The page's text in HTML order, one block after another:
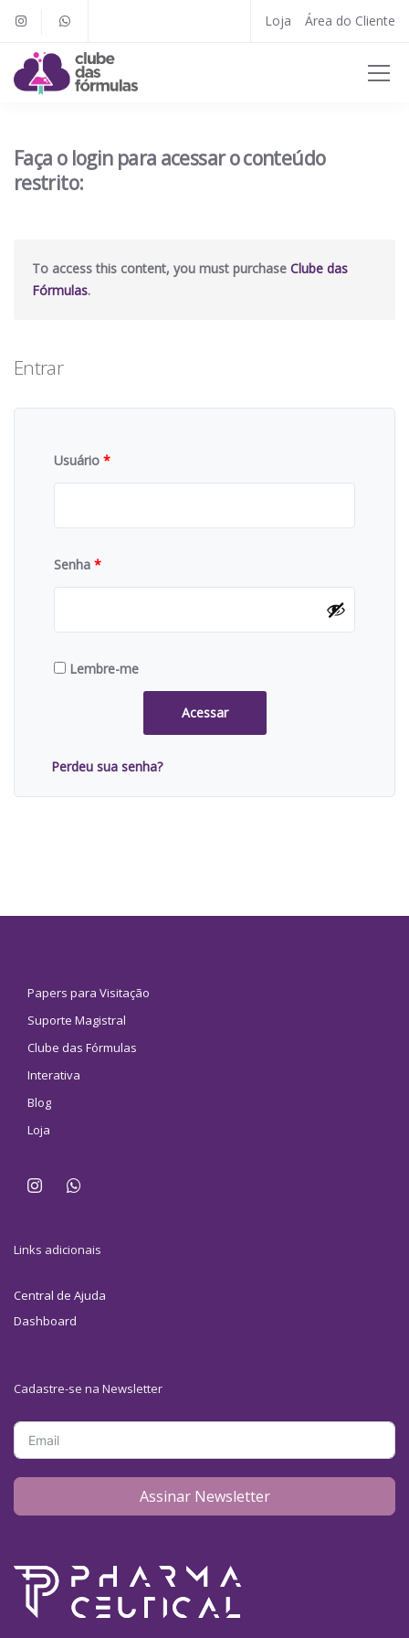
Loja Área do Cliente
Faça o login para acessar o conteúdo
restrito:
To access this content, you must purchase Clube das
Fórmulas.
Entrar
Usuário *
Senha *
Lembre-me
Acessar
Perdeu sua senha?
Papers para Visitação
Suporte Magistral
Clube das Fórmulas
Interativa
Blog
Loja
Links adicionais
Central de Ajuda
Dashboard
Cadastre-se na Newsletter
Assinar Newsletter